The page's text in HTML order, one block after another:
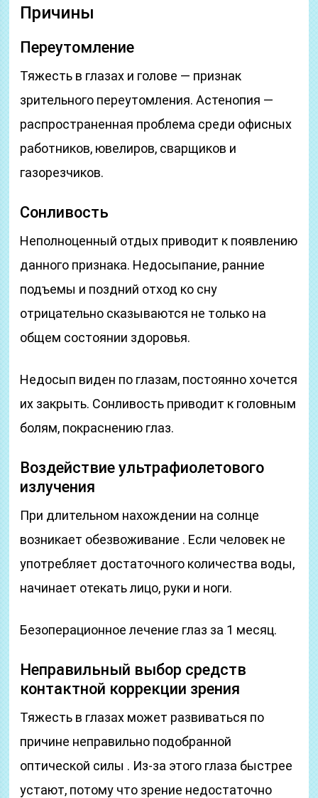
Причины
Переутомление
Тяжесть в глазах и голове — признак
зрительного переутомления. Астенопия —
распространенная проблема среди офисных
работников, ювелиров, сварщиков и
газорезчиков.
Сонливость
Неполноценный отдых приводит к появлению
данного признака. Недосыпание, ранние
подъемы и поздний отход ко сну
отрицательно сказываются не только на
общем состоянии здоровья.
Недосып виден по глазам, постоянно хочется
их закрыть. Сонливость приводит к головным
болям, покраснению глаз.
Воздействие ультрафиолетового
излучения
При длительном нахождении на солнце
возникает обезвоживание . Если человек не
употребляет достаточного количества воды,
начинает отекать лицо, руки и ноги.
Безоперационное лечение глаз за 1 месяц.
Неправильный выбор средств
контактной коррекции зрения
Тяжесть в глазах может развиваться по
причине неправильно подобранной
оптической силы . Из-за этого глаза быстрее
устают, потому что зрение недостаточно